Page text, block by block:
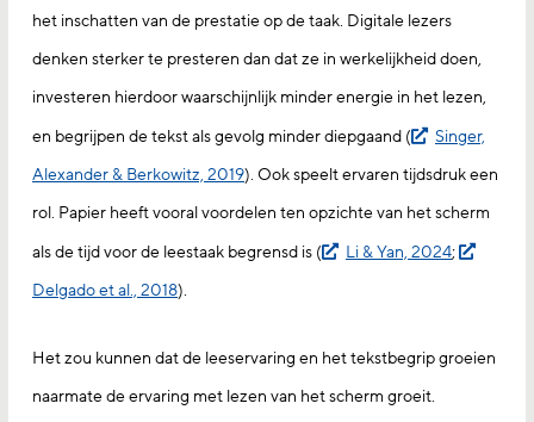
het inschatten van de prestatie op de taak. Digitale lezers
denken sterker te presteren dan dat ze in werkelijkheid doen,
investeren hierdoor waarschijnlijk minder energie in het lezen,
en begrijpen de tekst als gevolg minder diepgaand (
Singer,
Alexander & Berkowitz, 2019). Ook speelt ervaren tijdsdruk een
rol. Papier heeft vooral voordelen ten opzichte van het scherm
als de tijd voor de leestaak begrensd is (
Li & Yan, 2024;
Delgado et al., 2018).
Het zou kunnen dat de leeservaring en het tekstbegrip groeien
naarmate de ervaring met lezen van het scherm groeit.